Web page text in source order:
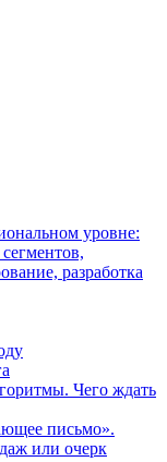
уровне:
разработка
Чего ждать
письмо».
или очерк